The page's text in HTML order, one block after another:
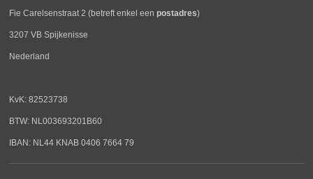
Fie Carelsenstraat 2 (betreft enkel een postadres)
3207 VB Spijkenisse
Nederland
KvK: 82523738
BTW: NL003693201B60
IBAN: NL44 KNAB 0406 7664 79